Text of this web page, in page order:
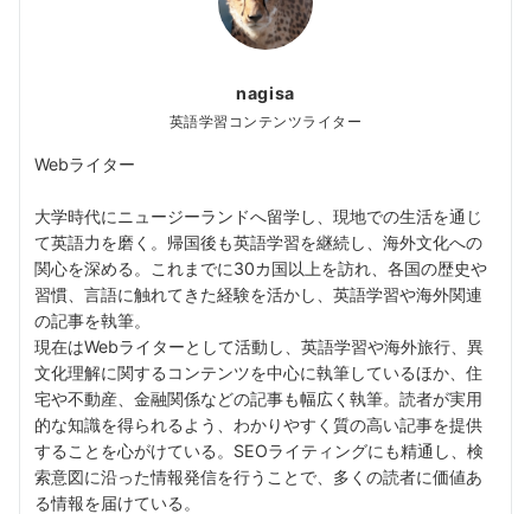
nagisa
英語学習コンテンツライター
Webライター
大学時代にニュージーランドへ留学し、現地での生活を通じ
て英語力を磨く。帰国後も英語学習を継続し、海外文化への
関心を深める。これまでに30カ国以上を訪れ、各国の歴史や
習慣、言語に触れてきた経験を活かし、英語学習や海外関連
の記事を執筆。
現在はWebライターとして活動し、英語学習や海外旅行、異
文化理解に関するコンテンツを中心に執筆しているほか、住
宅や不動産、金融関係などの記事も幅広く執筆。読者が実用
的な知識を得られるよう、わかりやすく質の高い記事を提供
することを心がけている。SEOライティングにも精通し、検
索意図に沿った情報発信を行うことで、多くの読者に価値あ
る情報を届けている。